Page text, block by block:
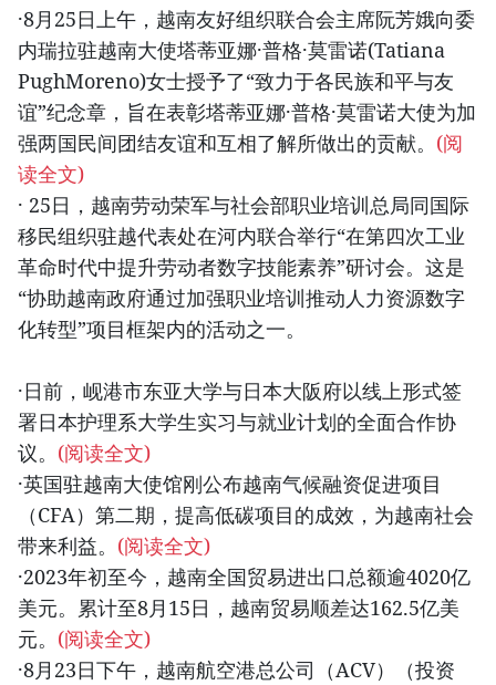
·8月25日上午，越南友好组织联合会主席阮芳娥向委
内瑞拉驻越南大使塔蒂亚娜·普格·莫雷诺(Tatiana
PughMoreno)女士授予了“致力于各民族和平与友
谊”纪念章，旨在表彰塔蒂亚娜·普格·莫雷诺大使为加
强两国民间团结友谊和互相了解所做出的贡献。 (阅
读全文)
· 25日，越南劳动荣军与社会部职业培训总局同国际
移民组织驻越代表处在河内联合举行“在第四次工业
革命时代中提升劳动者数字技能素养”研讨会。这是
“协助越南政府通过加强职业培训推动人力资源数字
化转型”项目框架内的活动之一。
·日前，岘港市东亚大学与日本大阪府以线上形式签
署日本护理系大学生实习与就业计划的全面合作协
议。 (阅读全文)
·英国驻越南大使馆刚公布越南气候融资促进项目
（CFA）第二期，提高低碳项目的成效，为越南社会
带来利益。 (阅读全文)
·2023年初至今，越南全国贸易进出口总额逾4020亿
美元。累计至8月15日，越南贸易顺差达162.5亿美
元。 (阅读全文)
·8月23日下午，越南航空港总公司（ACV）（投资